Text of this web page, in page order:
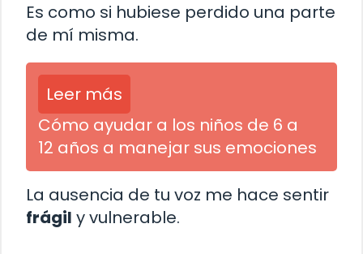
Es como si hubiese perdido una parte
de mí misma.
Leer más
Cómo ayudar a los niños de 6 a
12 años a manejar sus emociones
La ausencia de tu voz me hace sentir
frágil y vulnerable.